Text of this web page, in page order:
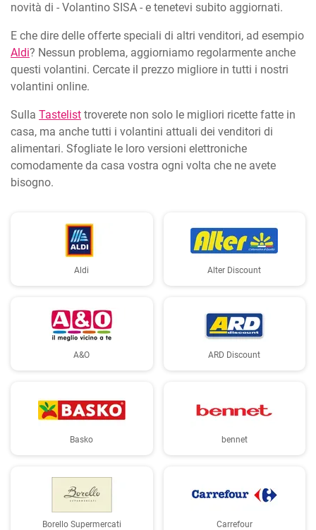
novità di - Volantino SISA - e tenetevi subito aggiornati.
E che dire delle offerte speciali di altri venditori, ad esempio
Aldi? Nessun problema, aggiorniamo regolarmente anche
questi volantini. Cercate il prezzo migliore in tutti i nostri
volantini online.
Sulla Tastelist troverete non solo le migliori ricette fatte in
casa, ma anche tutti i volantini attuali dei venditori di
alimentari. Sfogliate le loro versioni elettroniche
comodamente da casa vostra ogni volta che ne avete
bisogno.
Aldi Alter Discount
A&O ARD Discount
Basko bennet
Borello Supermercati Carrefour